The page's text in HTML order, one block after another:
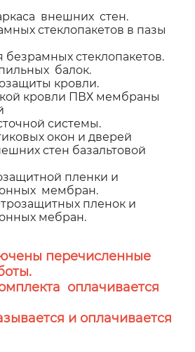
внешних стен.
стеклопакетов в пазы
безрамных стеклопакетов.
балок.
кровли.
кровли ПВХ мембраны
системы.
окон и дверей
стен базальтовой
пленки и
мембран.
пленок и
мебран.
перечисленные
оплачивается
и оплачивается